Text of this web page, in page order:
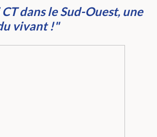
dans le Sud-Ouest, une
vivant !"